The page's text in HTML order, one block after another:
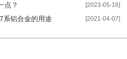
点？ [2023-05-16]
系铝合金的用途 [2021-04-07]